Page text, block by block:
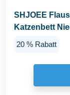
SHJOEE
Katzenbett
20 % Rabatt